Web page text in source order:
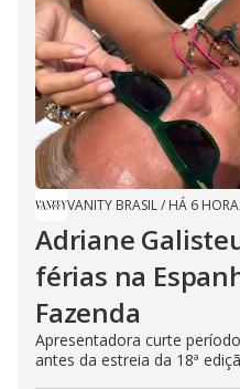
VANITY BRASIL/ HÁ 6
Adriane
férias na
Fazenda
Apresentadora curte
antes da estreia da 18ª